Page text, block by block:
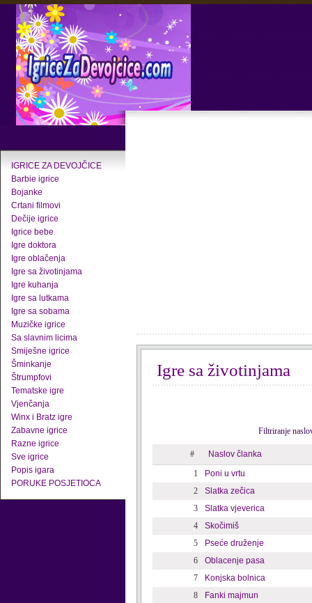
IGRICE ZA DEVOJČICE
Barbie igrice
Bojanke
Crtani filmovi
Dečije igrice
Igrice bebe
Igre doktora
Igre oblačenja
Igre sa životinjama
Igre kuhanja
Igre sa lutkama
Igre sa sobama
Muzičke igrice
Sa slavnim licima
Smiješne igrice
Šminkanje
Štrumpfovi
Tematske igre
Vjenčanja
Winx i Bratz igre
Zabavne igrice
Razne igrice
Sve igrice
Popis igara
PORUKE POSJETIOCA
Igre sa životinjama
Filtriranje
#
Naslov članka
1
Poni u vrtu
2
Slatka zečica
3
Slatka vjeverica
4
Skočimiš
5
Pseće druženje
6
Oblacenje pasa
7
Konjska bolnica
8
Fanki majmun